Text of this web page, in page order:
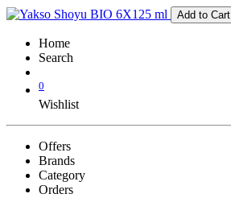
Add to Cart
Home
Search
0
Wishlist
Offers
Brands
Category
Orders